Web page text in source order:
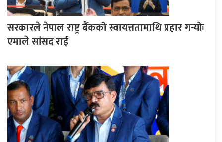
सरकारले नेपाल राष्ट्र बैंकको स्वायत्ततामाथि प्रहार गर्‍योः
एमाले सांसद राई